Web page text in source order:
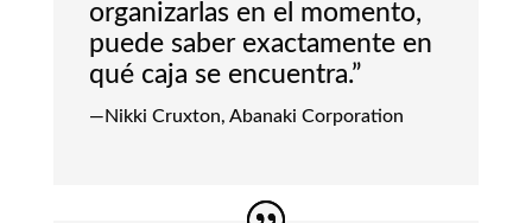
organizarlas en el momento,
puede saber exactamente en
qué caja se encuentra.”
—Nikki Cruxton, Abanaki Corporation